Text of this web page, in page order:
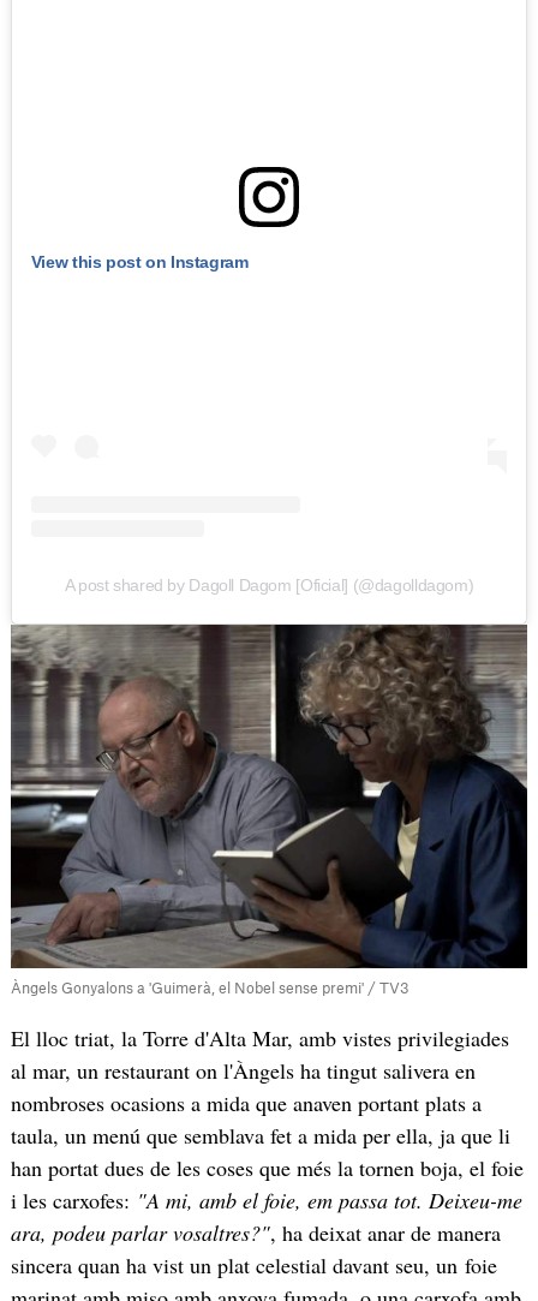
View this post on Instagram
A post shared by Dagoll Dagom [Oficial] (@dagolldagom)
Àngels Gonyalons a 'Guimerà, el Nobel sense premi' / TV3
El lloc triat, la Torre d'Alta Mar, amb vistes privilegiades
al mar, un restaurant on l'Àngels ha tingut salivera en
nombroses ocasions a mida que anaven portant plats a
taula, un menú que semblava fet a mida per ella, ja que li
han portat dues de les coses que més la tornen boja, el foie
i les carxofes: "A mi, amb el foie, em passa tot. Deixeu-me
ara, podeu parlar vosaltres?", ha deixat anar de manera
sincera quan ha vist un plat celestial davant seu, un foie